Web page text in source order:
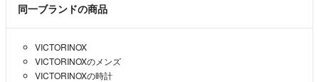
同一ブランドの商品
VICTORINOX
VICTORINOXのメンズ
VICTORINOXの時計